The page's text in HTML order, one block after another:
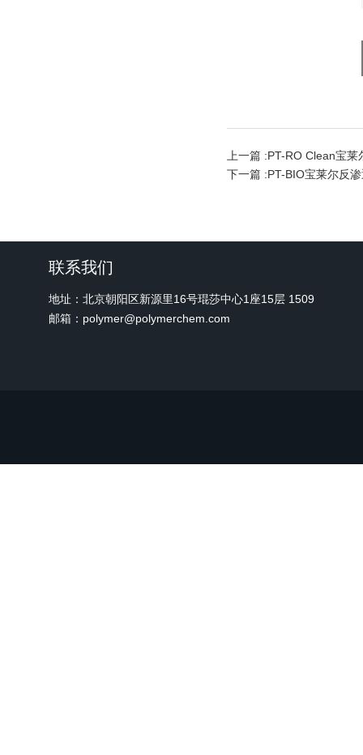
上一篇 :PT-RO Clean宝莱
下一篇 :PT-BIO宝莱尔反
联系我们
地址：北京朝阳区新源里16号琨莎中心1座15层 1509
邮箱：polymer@polymerchem.com